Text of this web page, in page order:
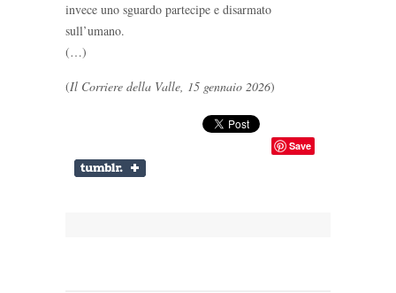
invece uno sguardo partecipe e disarmato
sull’umano.
(…)
(Il Corriere della Valle, 15 gennaio 2026)
Save